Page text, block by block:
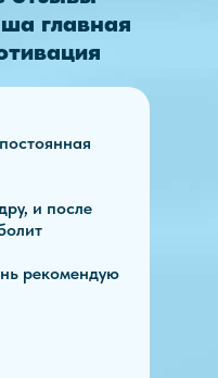
главная
и после
рекомендую